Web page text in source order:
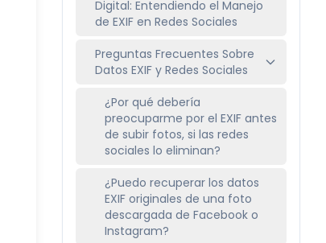
Digital: Entendiendo el Manejo
de EXIF en Redes Sociales
Preguntas Frecuentes Sobre
Datos EXIF y Redes Sociales
¿Por qué debería
preocuparme por el EXIF antes
de subir fotos, si las redes
sociales lo eliminan?
¿Puedo recuperar los datos
EXIF originales de una foto
descargada de Facebook o
Instagram?